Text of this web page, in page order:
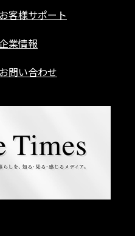
お客様サポート
業情報
お問い合わせ